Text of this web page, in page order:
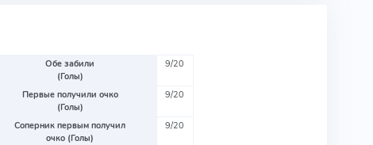
Обе забили
(Голы)
9/20
Первые получили очко
(Голы)
9/20
Соперник первым получил
очко (Голы)
9/20